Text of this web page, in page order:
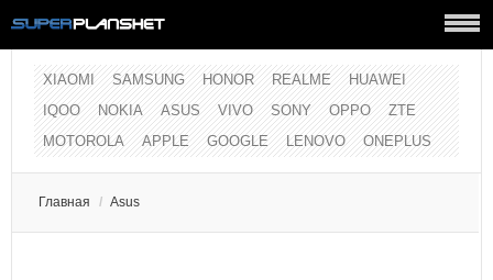
XIAOMI SAMSUNG HONOR REALME
HUAWEI
IQOO
NOKIA ASUS VIVO SONY OPPO
ZTE
MOTOROLA
APPLE GOOGLE LENOVO ONEPLUS
Главная / Asus